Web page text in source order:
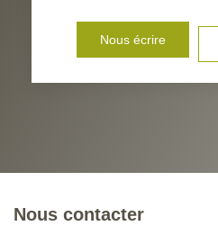
Nous écrire
Nous contacter